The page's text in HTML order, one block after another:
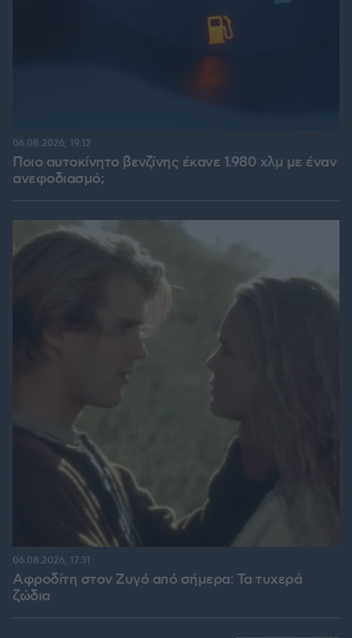
Ποιο αυτοκίνητο βενζίνης έκανε 1.980 χλμ με έναν
ανεφοδιασμό;
06.08.2026, 19:12
Αφροδίτη στον Ζυγό από σήμερα: Τα τυχερά
ζώδια
06.08.2026, 17:31